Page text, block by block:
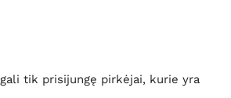
tik prisijungę pirkėjai, kurie yra